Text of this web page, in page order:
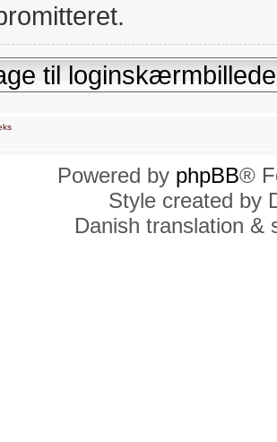
til loginskærmbillede
Powered by phpBB®
Style created by
Danish translation &